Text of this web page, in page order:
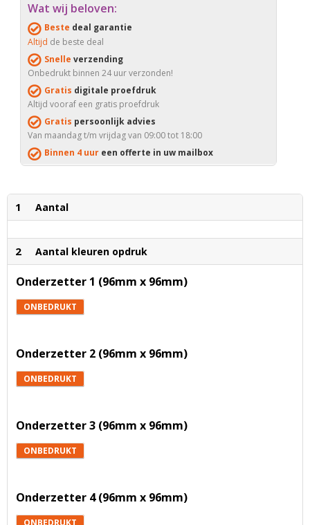
Wat wij beloven:
Beste deal garantie
Altijd de beste deal
Snelle verzending
Onbedrukt binnen 24 uur verzonden!
Gratis digitale proefdruk
Altijd vooraf een gratis proefdruk
Gratis persoonlijk advies
Van maandag t/m vrijdag van 09:00 tot 18:00
Binnen 4 uur een offerte in uw mailbox
1 Aantal
2 Aantal kleuren opdruk
Onderzetter 1 (96mm x 96mm)
ONBEDRUKT
Onderzetter 2 (96mm x 96mm)
ONBEDRUKT
Onderzetter 3 (96mm x 96mm)
ONBEDRUKT
Onderzetter 4 (96mm x 96mm)